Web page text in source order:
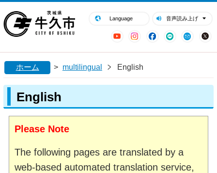
Language 音声読み上げ
YouTubeInstagram
Facebook
LINE Mail
閉じる
ホーム > multilingual English
English
Please Note
The following pages are translated by a
web-based automated translation service,